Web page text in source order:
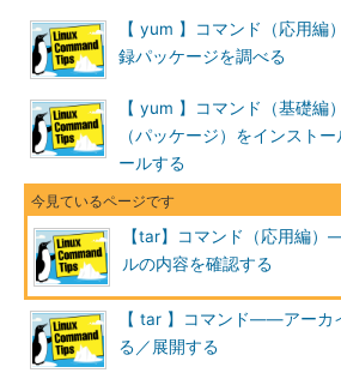
-t
--list
アーカイブの内容の一覧
-x
--extract,--
get
短い
オプ
ショ
ン
長いオプシ
ョン
意味
-f ア
ーカ
イブ
--file=アー
カイブ
アーカイブファイル名を指定
【 yum 】コマンド（応用
録パッケージを調べる
【 yum 】コマンド（基礎
（パッケージ）をインスト
ールする
【tar】コマンド（応用編
ルの内容を確認する
【 tar 】コマンド――アーカ
る／展開する